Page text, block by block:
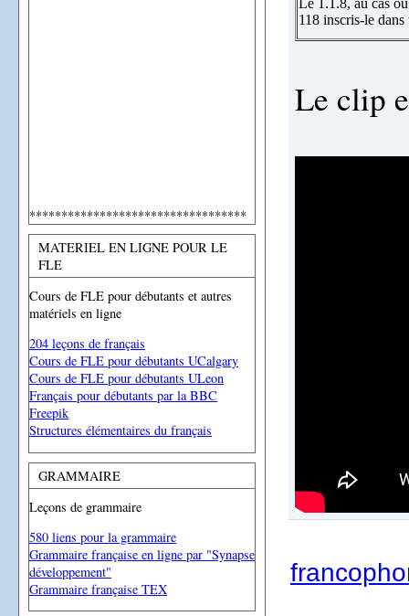
**********************************
MATERIEL EN LIGNE POUR LE
FLE
Cours de FLE pour débutants et autres
matériels en ligne
204 leçons de français
Cours de FLE pour débutants UCalgary
Cours de FLE pour débutants ULeon
Français pour débutants par la BBC
Freepik
Structures élémentaires du français
GRAMMAIRE
Leçons de grammaire
580 liens pour la grammaire
Grammaire française en ligne par "Synapse
développement"
Grammaire française TEX
Le 1.1.8, au cas
118 inscris-le
Le clip